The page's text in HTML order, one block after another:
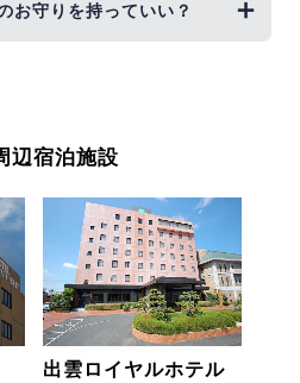
が良いとされます。
お守りを持っていい？
辺宿泊施設
出雲ロイヤルホテル